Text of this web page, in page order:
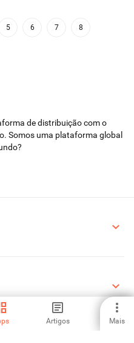
Artigos Mais
5 6 7 8
de distribuição com o
Somos uma plataforma global